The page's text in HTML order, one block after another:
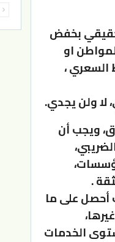
بخفض
او
السعري ،
لا ولن يجدي.
ويجب أن
.
أحصل على ما
الخدمات